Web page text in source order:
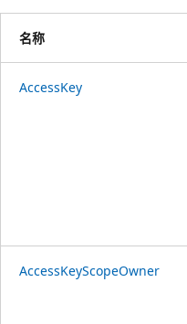
名称
AccessKey
AccessKeyScopeOwner